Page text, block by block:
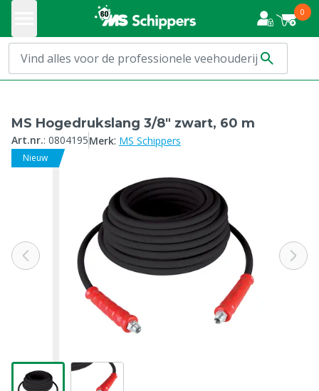
0
MS Hogedrukslang 3/8" zwart, 60 m
Art.nr.: 0804195Merk: MS Schippers
Nieuw